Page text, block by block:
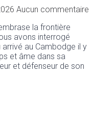
Aucun commentaire
la frontière
avons interrogé
arrivé au Cambodge il y
et âme dans sa
et défenseur de son